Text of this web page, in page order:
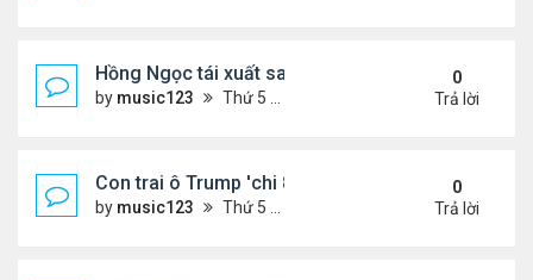
Hồng Ngọc tái xuất sau nhiều năm ở ẩn
by music123 Thứ 5 Tháng 8 06, 2026 4:48 pm
0
Trả lời
Con trai ô Trump 'chi 8.5 triệu để xóa ràng buộc
by music123 Thứ 5 Tháng 8 06, 2026 4:44 pm
0
Trả lời